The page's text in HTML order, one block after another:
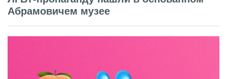
Абрамовичем музее